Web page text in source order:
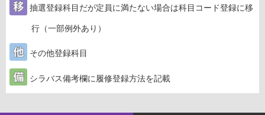
抽選登録科目だが定員に満たない場合は科目コード登録に移
行（一部例外あり）
その他登録科目
シラバス備考欄に履修登録方法を記載